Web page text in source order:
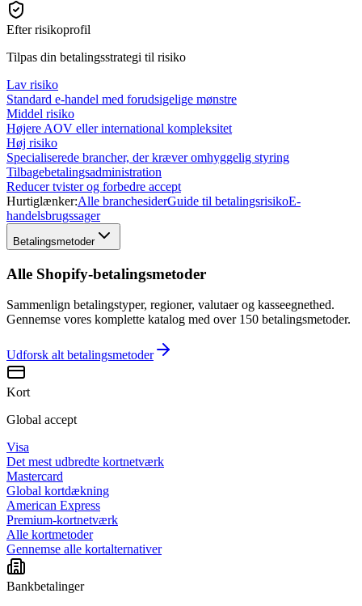
Efter risikoprofil
Tilpas din betalingsstrategi til risiko
Lav risiko
Standard e-handel med forudsigelige mønstre
Middel risiko
Højere AOV eller international kompleksitet
Høj risiko
Specialiserede brancher, der kræver omhyggelig styring
Tilbagebetalingsadministration
Reducer tvister og forbedre accept
Hurtiglænker:Alle branchesiderGuide til betalingsrisikoE-
handelsbrugssager
Betalingsmetoder
Alle Shopify-betalingsmetoder
Sammenlign betalingstyper, regioner, valutaer og kasseegnethed.
Gennemse vores komplette katalog med over 150 betalingsmetoder.
Udforsk alt betalingsmetoder
Kort
Global accept
Visa
Det mest udbredte kortnetværk
Mastercard
Global kortdækning
American Express
Premium-kortnetværk
Alle kortmetoder
Gennemse alle kortalternativer
Bankbetalinger